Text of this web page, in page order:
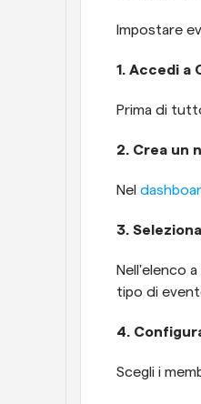
Impostare
1. Accedi a
Prima di
2. Crea un
Nel
3.
Nell'elenco
tipo di
4.
Scegli i